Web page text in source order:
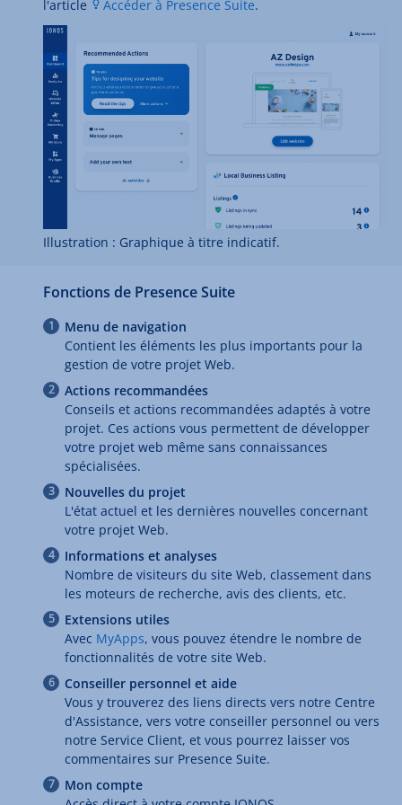
l'article
Accéder à Presence Suite.
Illustration : Graphique à titre indicatif.
Fonctions de Presence Suite
Menu de navigation
Contient les éléments les plus importants pour la
gestion de votre projet Web.
Actions recommandées
Conseils et actions recommandées adaptés à votre
projet. Ces actions vous permettent de développer
votre projet web même sans connaissances
spécialisées.
Nouvelles du projet
L'état actuel et les dernières nouvelles concernant
votre projet Web.
Informations et analyses
Nombre de visiteurs du site Web, classement dans
les moteurs de recherche, avis des clients, etc.
Extensions utiles
Avec MyApps, vous pouvez étendre le nombre de
fonctionnalités de votre site Web.
Conseiller personnel et aide
Vous y trouverez des liens directs vers notre Centre
d'Assistance, vers votre conseiller personnel ou vers
notre Service Client, et vous pourrez laisser vos
commentaires sur Presence Suite.
Mon compte